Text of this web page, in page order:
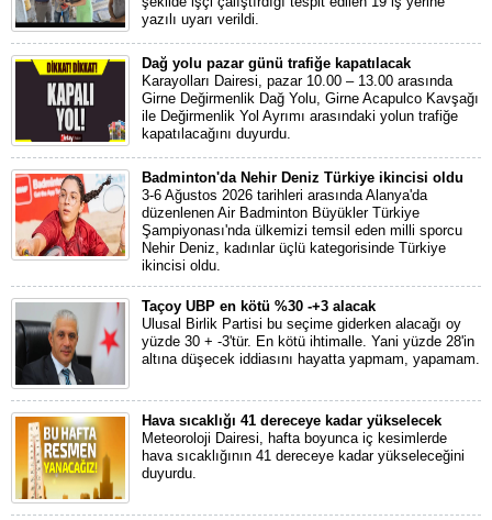
yazılı uyarı verildi.
Dağ yolu pazar günü trafiğe kapatılacak
Karayolları Dairesi, pazar 10.00 – 13.00 arasında
Girne Değirmenlik Dağ Yolu, Girne Acapulco Kavşağı
ile Değirmenlik Yol Ayrımı arasındaki yolun trafiğe
kapatılacağını duyurdu.
Badminton'da Nehir Deniz Türkiye ikincisi oldu
3-6 Ağustos 2026 tarihleri arasında Alanya'da
düzenlenen Air Badminton Büyükler Türkiye
Şampiyonası'nda ülkemizi temsil eden milli sporcu
Nehir Deniz, kadınlar üçlü kategorisinde Türkiye
ikincisi oldu.
Taçoy UBP en kötü %30 -+3 alacak
Ulusal Birlik Partisi bu seçime giderken alacağı oy
yüzde 30 + -3'tür. En kötü ihtimalle. Yani yüzde 28'in
altına düşecek iddiasını hayatta yapmam, yapamam.
Hava sıcaklığı 41 dereceye kadar yükselecek
Meteoroloji Dairesi, hafta boyunca iç kesimlerde
hava sıcaklığının 41 dereceye kadar yükseleceğini
duyurdu.